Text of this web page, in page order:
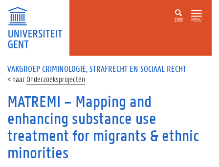
ZOEK MENU
VAKGROEP CRIMINOLOGIE, STRAFRECHT EN SOCIAAL RECHT
Onderzoeksprojecten
MATREMI – Mapping and
enhancing substance use
treatment for migrants & ethnic
minorities